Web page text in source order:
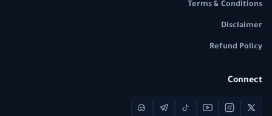
Terms & Conditions
Disclaimer
Refund Policy
Connect